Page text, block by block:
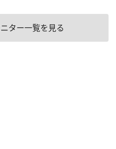
ター一覧を見る